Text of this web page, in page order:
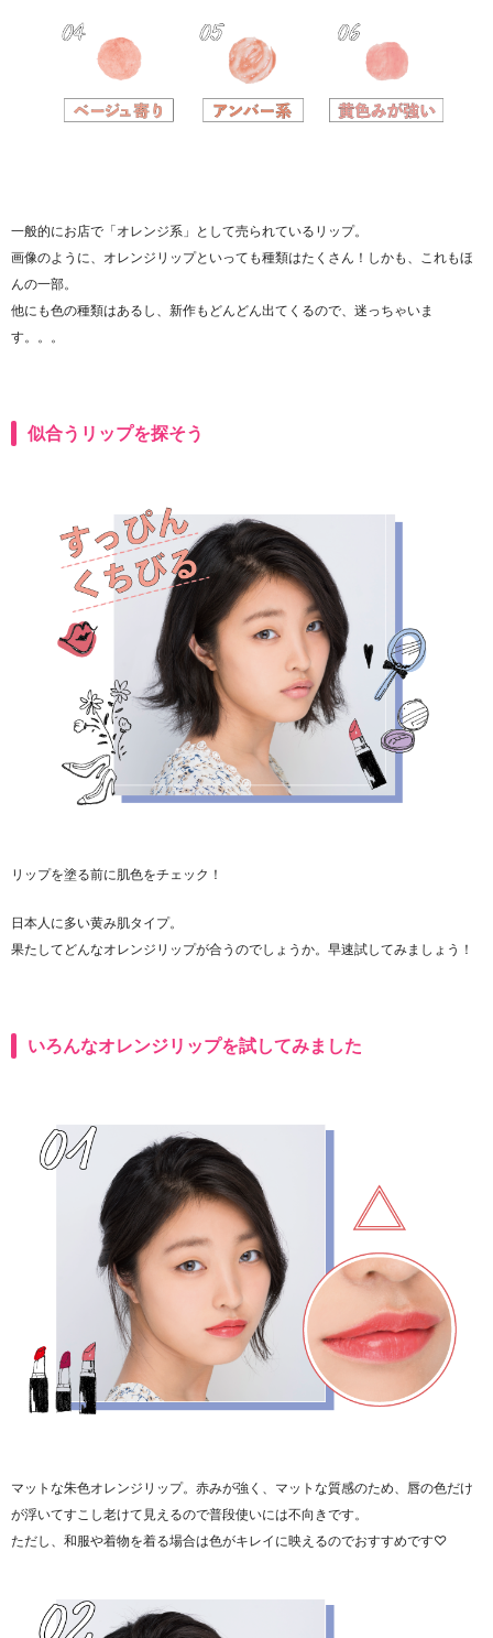
一般的にお店で「オレンジ系」として売られているリップ。
画像のように、オレンジリップといっても種類はたくさん！しかも、これもほ
んの一部。
他にも色の種類はあるし、新作もどんどん出てくるので、迷っちゃいま
す。。。
似合うリップを探そう
リップを塗る前に肌色をチェック！
日本人に多い黄み肌タイプ。
果たしてどんなオレンジリップが合うのでしょうか。早速試してみましょう！
いろんなオレンジリップを試してみました
マットな朱色オレンジリップ。赤みが強く、マットな質感のため、唇の色だけ
が浮いてすこし老けて見えるので普段使いには不向きです。
ただし、和服や着物を着る場合は色がキレイに映えるのでおすすめです♡